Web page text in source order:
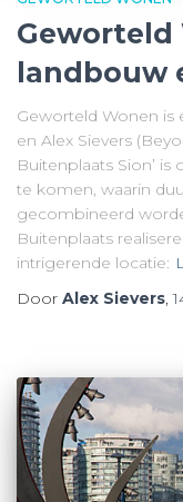
Geworteld
landbouw
Geworteld Wonen is
en Alex Sievers
Buitenplaats Sion’
te komen, waarin
gecombineerd
Buitenplaats
intrigerende locatie:
Door Alex Sievers,